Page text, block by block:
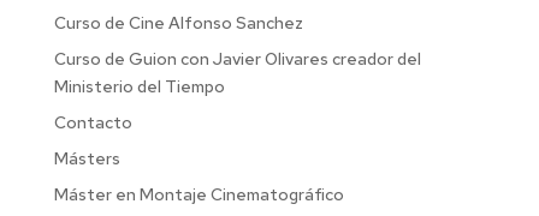
Curso de Cine Alfonso Sanchez
Curso de Guion con Javier Olivares creador del
Ministerio del Tiempo
Contacto
Másters
Máster en Montaje Cinematográfico